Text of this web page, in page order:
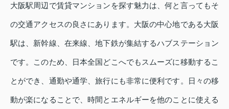
大阪駅周辺で賃貸マンションを探す魅力は、何と言ってもそ
の交通アクセスの良さにあります。大阪の中心地である大阪
駅は、新幹線、在来線、地下鉄が集結するハブステーション
です。このため、日本全国どこへでもスムーズに移動するこ
とができ、通勤や通学、旅行にも非常に便利です。日々の移
動が楽になることで、時間とエネルギーを他のことに使える